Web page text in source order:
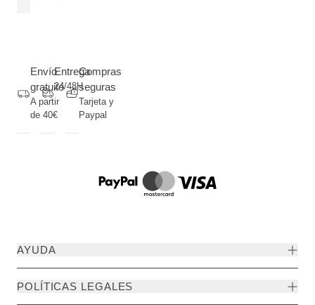
Envío
gratuito
A partir
de 40€
Entrega
24/48H
Compras
seguras
Tarjeta y
Paypal
AYUDA
POLÍTICAS LEGALES